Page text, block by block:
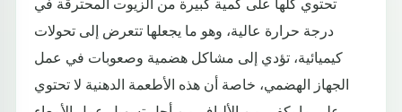
درجة حرارة عالية، وهو ما يجعلها تتعرض إلى تحولات
كيميائية، تؤدي إلى مشاكل هضمية وصعوبات في عمل
الجهاز الهضمي، خاصة أن هذه الأطعمة الدهنية لا تحتوي